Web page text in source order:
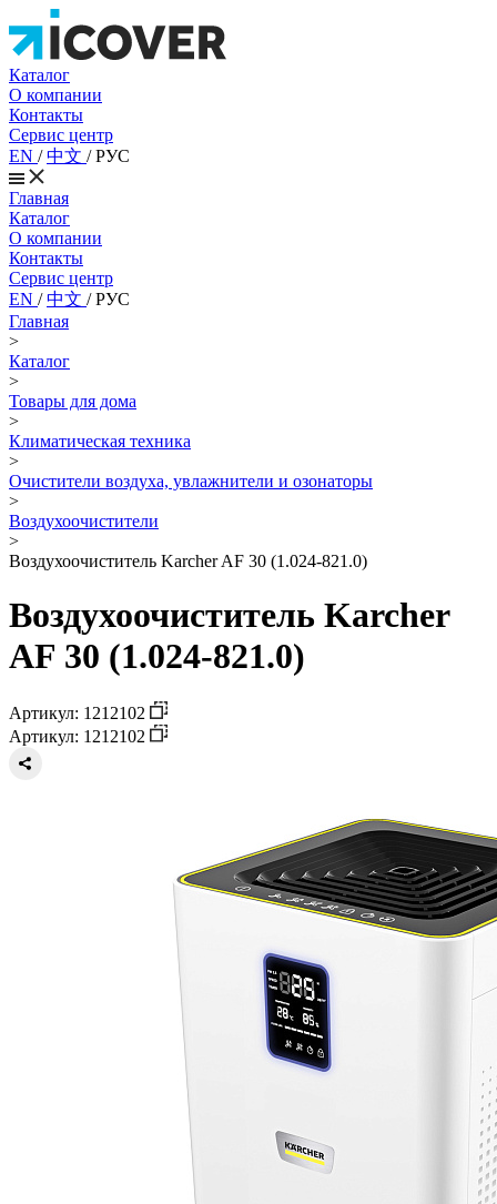
Каталог
О компании
Контакты
Сервис центр
EN /中文 /РУС
Главная
Каталог
О компании
Контакты
Сервис центр
EN /中文 /РУС
Главная
>
Каталог
>
Товары для дома
>
Климатическая техника
>
Очистители воздуха, увлажнители и озонаторы
>
Воздухоочистители
>
Воздухоочиститель Karcher AF 30 (1.024-821.0)
Воздухоочиститель Karcher
AF 30 (1.024-821.0)
Артикул: 1212102
Артикул: 1212102